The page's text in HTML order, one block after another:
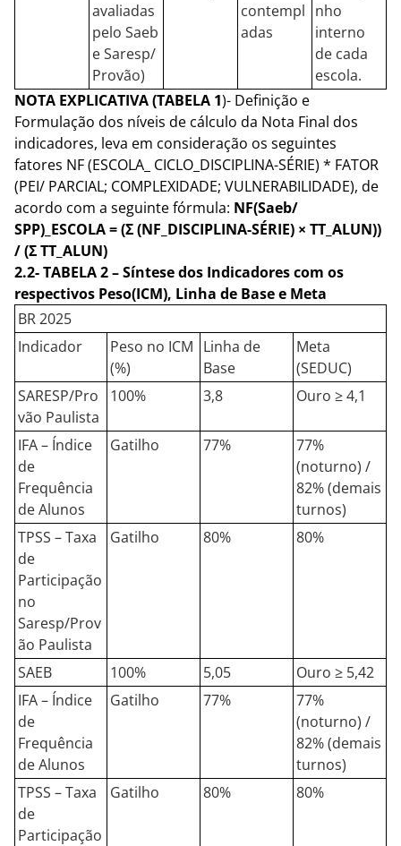
avaliadas
pelo Saeb
e Saresp/
Provão)
contempl
adas
nho
interno
de cada
escola.
NOTA EXPLICATIVA (TABELA 1)- Definição e
Formulação dos níveis de cálculo da Nota Final dos
indicadores, leva em consideração os seguintes
fatores NF (ESCOLA_ CICLO_DISCIPLINA-SÉRIE) * FATOR
(PEI/ PARCIAL; COMPLEXIDADE; VULNERABILIDADE), de
acordo com a seguinte fórmula: NF(Saeb/
SPP)_ESCOLA = (Σ (NF_DISCIPLINA-SÉRIE) × TT_ALUN))
/ (Σ TT_ALUN)
2.2- TABELA 2 – Síntese dos Indicadores com os
respectivos Peso(ICM), Linha de Base e Meta
BR 2025
Indicador
Peso no ICM
(%)
Linha de
Base
Meta
(SEDUC)
SARESP/Pro
vão Paulista
100% 3,8 Ouro ≥ 4,1
IFA – Índice
de
Frequência
de Alunos
Gatilho 77%
77%
(noturno) /
82% (demais
turnos)
TPSS – Taxa
de
Participação
no
Saresp/Prov
ão Paulista
Gatilho 80% 80%
SAEB 100% 5,05
Ouro ≥ 5,42
IFA – Índice
de
Frequência
de Alunos
Gatilho 77%
77%
(noturno) /
82% (demais
turnos)
TPSS – Taxa
de
Participação
Gatilho 80% 80%